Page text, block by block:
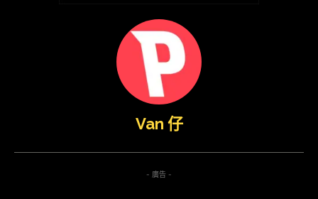
Van 仔
- 廣告 -